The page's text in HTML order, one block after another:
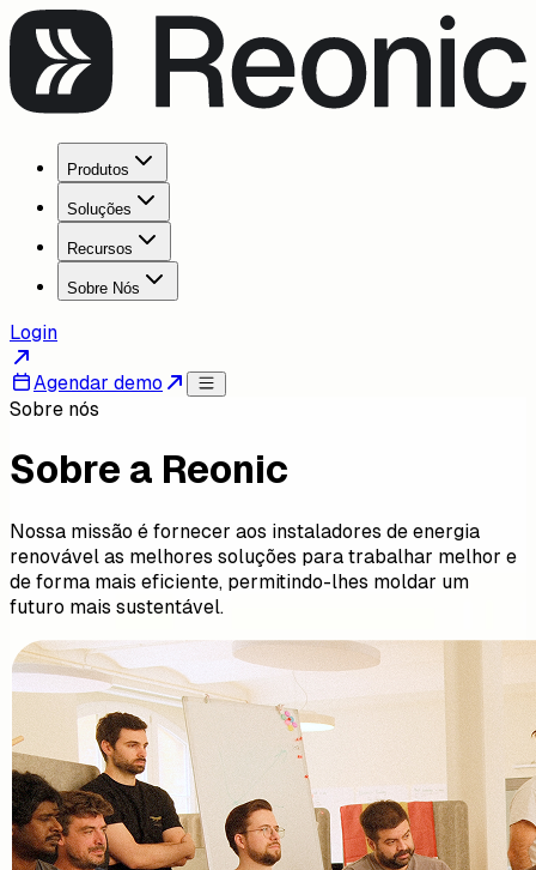
Produtos
Soluções
Recursos
Sobre Nós
Login
Agendar demo
Sobre nós
Sobre a Reonic
Nossa missão é fornecer aos instaladores de energia
renovável as melhores soluções para trabalhar melhor e
de forma mais eficiente, permitindo-lhes moldar um
futuro mais sustentável.